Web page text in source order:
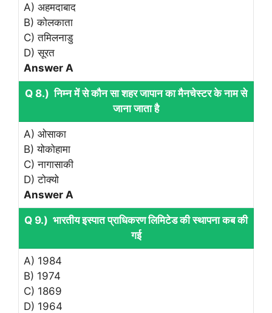
A) अहमदाबाद
B) कोलकाता
C) तमिलनाडु
D) सूरत
Answer A
Q 8.) निम्न में से कौन सा शहर जापान का मैनचेस्टर के नाम से
जाना जाता है
A) ओसाका
B) योकोहामा
C) नागासाकी
D) टोक्यो
Answer A
Q 9.) भारतीय इस्पात प्राधिकरण लिमिटेड की स्थापना कब की
गई
A) 1984
B) 1974
C) 1869
D) 1964